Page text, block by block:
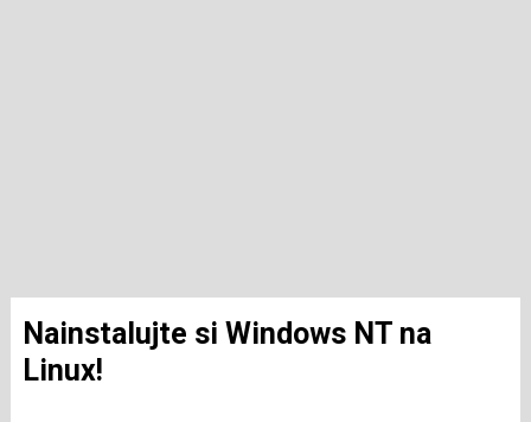
Nainstalujte si Windows NT na
Linux!